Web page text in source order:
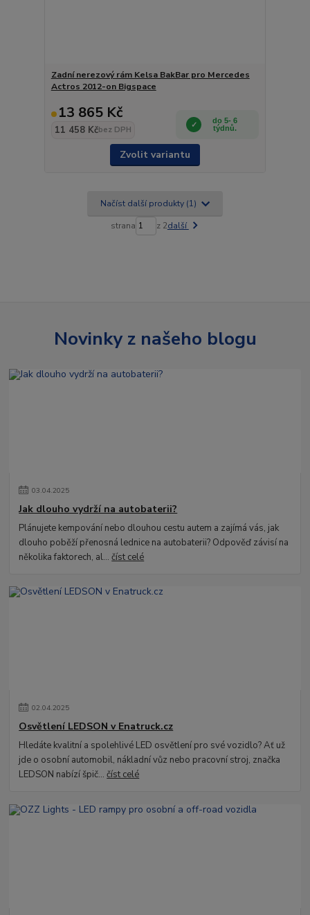
Zadní nerezový rám Kelsa BakBar pro Mercedes
Actros 2012-on Bigspace
13 865 Kč
11 458 Kčbez DPH
do 5- 6
týdnů.
Zvolit variantu
Načíst další produkty (1)
strana z 2další
Novinky z našeho blogu
03.04.2025
Jak dlouho vydrží na autobaterii?
Plánujete kempování nebo dlouhou cestu autem a zajímá vás, jak
dlouho poběží přenosná lednice na autobaterii? Odpověď závisí na
několika faktorech, al...číst celé
02.04.2025
Osvětlení LEDSON v Enatruck.cz
Hledáte kvalitní a spolehlivé LED osvětlení pro své vozidlo? Ať už
jde o osobní automobil, nákladní vůz nebo pracovní stroj, značka
LEDSON nabízí špič...číst celé